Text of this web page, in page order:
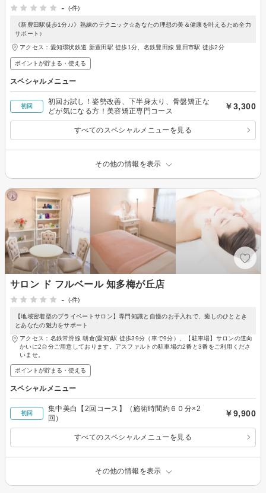
- (-件)
《新豊田駅徒歩1分♪♪》熟練のテクニック☆あなたの理想の美＆健康を叶えるため全力
サポート♪
アクセス：愛知環状鉄道 新豊田駅 徒歩1分、名鉄豊田線 豊田市駅 徒歩2分
ポイントが貯まる・使える
スペシャルメニュー
初回
初回お試し！姿勢改善、下半身太り、骨盤矯正な
どが気になる方！美容矯正専門コース
￥3,300
すべてのスペシャルメニューを見る
その他の情報を表示
サロン ド フルベール 知多梅が丘店
-
(-件)
【地域密着型のプライベートサロン】専門知識と自慢のお手入れで、癒しのひととき
とあなたの魅力をサポート
アクセス：名鉄常滑線 朝倉(愛知)駅 徒歩39分（車で9分）、【駐車場】サロンの道向
かいに2台分ご用意しております。アスファルトの駐車場の2番と3番をご利用くださ
いませ。
ポイントが貯まる・使える
スペシャルメニュー
初回
集中美白【2回コース】（施術時間約６０分×2
回）
￥9,900
すべてのスペシャルメニューを見る
その他の情報を表示